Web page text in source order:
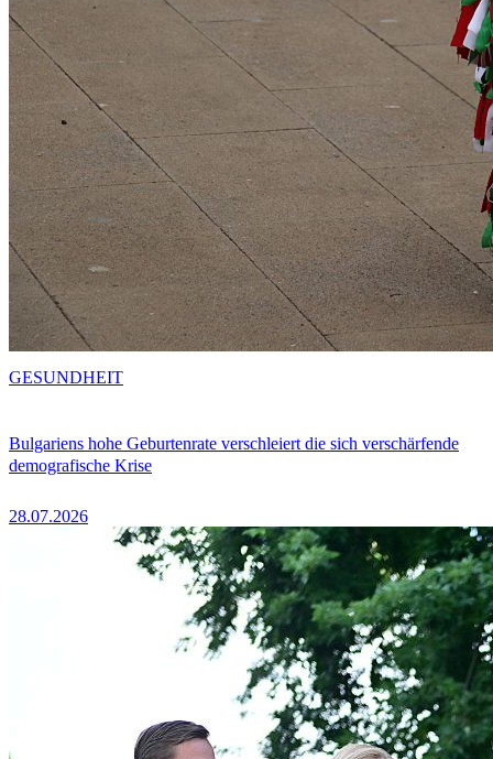
Bulgariens hohe Geburtenrate verschleiert die sich verschärfende
demografische Krise
28.07.2026
GESUNDHEIT